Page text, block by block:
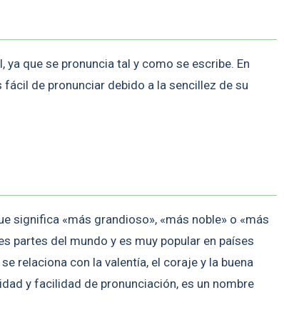
que se pronuncia tal y como se escribe. En
de pronunciar debido a la sencillez de su
significa «más grandioso», «más noble» o «más
partes del mundo y es muy popular en países
relaciona con la valentía, el coraje y la buena
y facilidad de pronunciación, es un nombre